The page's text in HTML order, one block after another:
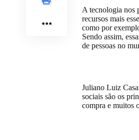
A tecnologia nos
recursos mais
como por
Sendo assim,
de pessoas no
Juliano Luiz
sociais são os
compra e muitos